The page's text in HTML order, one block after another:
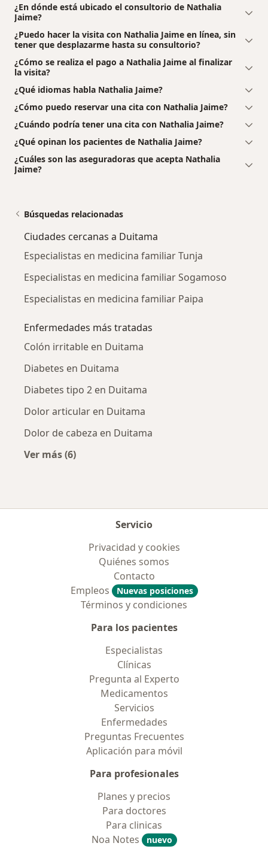
¿En dónde está ubicado el consultorio de Nathalia
Jaime?
¿Puedo hacer la visita con Nathalia Jaime en línea, sin
tener que desplazarme hasta su consultorio?
¿Cómo se realiza el pago a Nathalia Jaime al finalizar
la visita?
¿Qué idiomas habla Nathalia Jaime?
¿Cómo puedo reservar una cita con Nathalia Jaime?
¿Cuándo podría tener una cita con Nathalia Jaime?
¿Qué opinan los pacientes de Nathalia Jaime?
¿Cuáles son las aseguradoras que acepta Nathalia
Jaime?
Búsquedas relacionadas
Ciudades cercanas a Duitama
Especialistas en medicina familiar Tunja
Especialistas en medicina familiar Sogamoso
Especialistas en medicina familiar Paipa
Enfermedades más tratadas
Colón irritable en Duitama
Diabetes en Duitama
Diabetes tipo 2 en Duitama
Dolor articular en Duitama
Dolor de cabeza en Duitama
Ver más (6)
Servicio
Privacidad y cookies
Quiénes somos
Contacto
Empleos
Nuevas posiciones
Términos y condiciones
Para los pacientes
Especialistas
Clínicas
Pregunta al Experto
Medicamentos
Servicios
Enfermedades
Preguntas Frecuentes
Aplicación para móvil
Para profesionales
Planes y precios
Para doctores
Para clinicas
Noa Notes
nuevo